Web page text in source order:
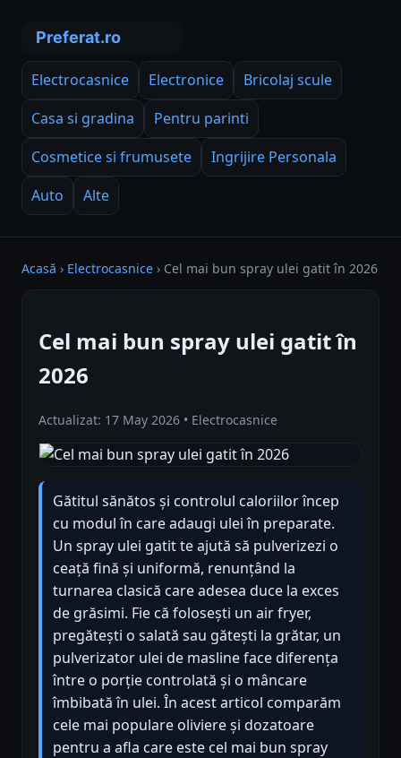
Electrocasnice Electronice
Bricolaj scule
Casa si gradina
Pentru parinti
Cosmetice si frumusete
Ingrijire Personala
Auto
Alte
Acasă › Electrocasnice › Cel mai bun spray ulei gatit în 2026
Cel mai bun spray ulei gatit în
2026
Actualizat: 17 May 2026 • Electrocasnice
Gătitul sănătos și controlul caloriilor încep
cu modul în care adaugi ulei în preparate.
Un spray ulei gatit te ajută să pulverizezi o
ceață fină și uniformă, renunțând la
turnarea clasică care adesea duce la exces
de grăsimi. Fie că folosești un air fryer,
pregătești o salată sau gătești la grătar, un
pulverizator ulei de masline face diferența
între o porție controlată și o mâncare
îmbibată în ulei. În acest articol comparăm
cele mai populare oliviere și dozatoare
pentru a afla care este cel mai bun spray